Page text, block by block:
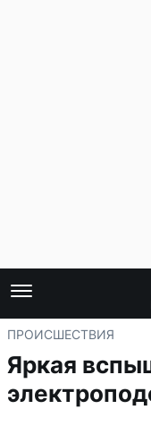
ПРОИСШЕСТВИЯ
Яркая